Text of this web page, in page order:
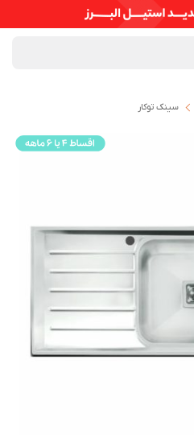
سینک توکار